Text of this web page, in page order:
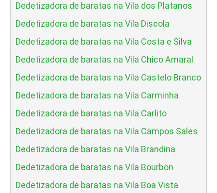
Dedetizadora de baratas na Vila dos Platanos
Dedetizadora de baratas na Vila Discola
Dedetizadora de baratas na Vila Costa e Silva
Dedetizadora de baratas na Vila Chico Amaral
Dedetizadora de baratas na Vila Castelo Branco
Dedetizadora de baratas na Vila Carminha
Dedetizadora de baratas na Vila Carlito
Dedetizadora de baratas na Vila Campos Sales
Dedetizadora de baratas na Vila Brandina
Dedetizadora de baratas na Vila Bourbon
Dedetizadora de baratas na Vila Boa Vista